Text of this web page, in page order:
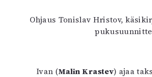
Ohjaus Tonislav Hristov,
Ivan (Malin Krastev) ajaa